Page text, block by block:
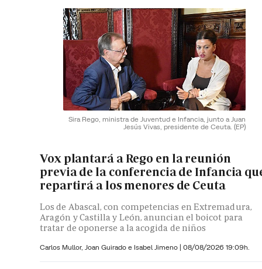
Sira Rego, ministra de Juventud e Infancia, junto a Juan
Jesús Vivas, presidente de Ceuta. (EP)
Vox plantará a Rego en la reunión
previa de la conferencia de Infancia
repartirá a los menores de Ceuta
Los de Abascal, con competencias en Extremadura,
Aragón y Castilla y León, anuncian el boicot para
tratar de oponerse a la acogida de niños
Carlos Mullor, Joan Guirado e Isabel Jimeno | 08/08/2026 19:09h.